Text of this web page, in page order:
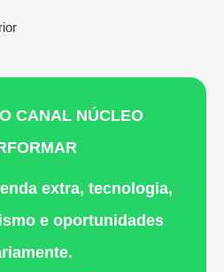
CANAL NÚCLEO
extra, tecnologia,
e oportunidades